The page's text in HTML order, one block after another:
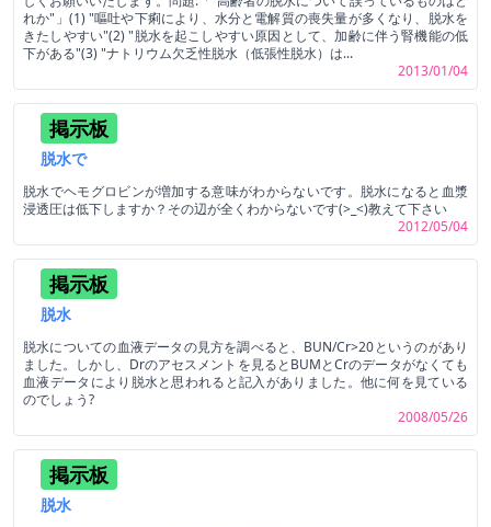
れか"」(1) "嘔吐や下痢により、水分と電解質の喪失量が多くなり、脱水を
きたしやすい"(2) "脱水を起こしやすい原因として、加齢に伴う腎機能の低
下がある"(3) "ナトリウム欠乏性脱水（低張性脱水）は...
2013/01/04
掲示板
脱水で
脱水でヘモグロビンが増加する意味がわからないです。脱水になると血漿
浸透圧は低下しますか？その辺が全くわからないです(>_<)教えて下さい
2012/05/04
掲示板
脱水
脱水についての血液データの見方を調べると、BUN/Cr>20というのがあり
ました。しかし、Drのアセスメントを見るとBUMとCrのデータがなくても
血液データにより脱水と思われると記入がありました。他に何を見ている
のでしょう?
2008/05/26
掲示板
脱水